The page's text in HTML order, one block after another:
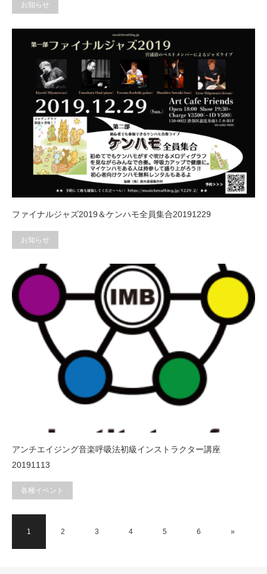
お知らせ
ファイナルジャズ2019＆ケンハモ全員集合20191229
お知らせ
アンチエイジング音楽呼吸法初級インストラクター講座
20191113
各種イベント
1 2 3 4 5 6 »